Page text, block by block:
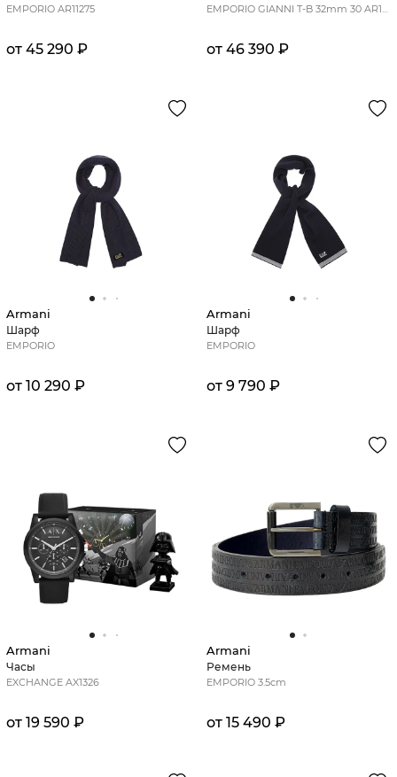
EMPORIO AR11275
от 45 290 ₽
EMPORIO GIANNI T-B 32mm 30 AR11320
от 46 390 ₽
Armani
Шарф
EMPORIO
от 10 290 ₽
Armani
Шарф
EMPORIO
от 9 790 ₽
Armani
Часы
EXCHANGE AX1326
от 19 590 ₽
Armani
Ремень
EMPORIO 3.5cm
от 15 490 ₽